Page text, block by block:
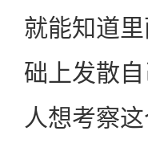
就能知道
础上发散
人想考察